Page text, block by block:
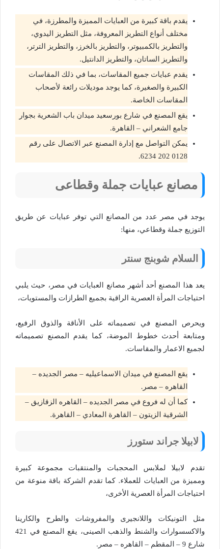
يقدم باقة كبيرة من العبايات المميزة والمطرزة، في
مختلف أنواع التطريز المعروفة، مثل التطريز اليدوي،
والتطريز بالكمبيوتر، والتطريز بالخرز، والتطريز الترتر،
والتطريز الساتان، والتطريز الدانتيل.
يقدم عبايات جميع المقاسات، بما في ذلك المقاسات
الكبيرة والصغيرة، كما يوجد موديلات رائعة لأصحاب
المقاسات الخاصة.
يقع المصنع في شارع بورسعيد ميدان باب الشعرية بجوار
جامع الشعراني – القاهرة.
يمكن التواصل مع إدارة المصنع عبر الاتصال على رقم
مصانع عبايات جملة وقطاعى
يوجد في مصر عدد من المصانع التي توفر عبايات عن طريق
التوزيع جملة وقطاعي، منها:
السلام شوبنج سنتر
يعد هذا المصنع أحد أشهر مصانع العبايات في مصر، حيث يلبي
احتياجات المرأة العصرية الراقية بجميع الطرازات والمستويات،
ويحرص المصنع في تصميماته على الأناقة والذوق الرفيع،
ومتابعة أحدث خطوط الموضة، كما يقدم المصنع تصميماته
لجميع الاعمار والمقاسات.
يقع المصنع في ميدان الاسماعيليه – مصر الجديده –
القاهره – مصر.
كما أن له فروع في مصر الجديده – القاهره الزقازيق –
الشرقية الزيتون – القاهرة المعادي – القاهرة.
لابيلا جراند ستورز
تقدم لابيلا لملابس المحجبات والمنتقبات مجموعة كبيرة
ومميزة من العبايات للعملاء. كما تقدم الشركة باقة منوعة من
احتياجات المرأة العصرية الأخرى،
مثل التونيكات واللانجيرى والمفروشات والطرح والكارينا
والاكسسوارات والشنط والذهب الصينى، يقع المصنع في 421
شارع 9 – المقطم – القاهره – مصر.